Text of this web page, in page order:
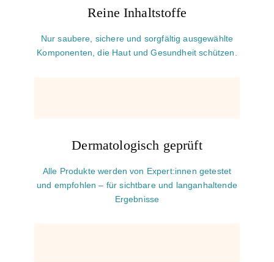
Reine Inhaltstoffe
Nur saubere, sichere und sorgfältig ausgewählte
Komponenten, die Haut und Gesundheit schützen.
Dermatologisch geprüft
Alle Produkte werden von Expert:innen getestet
und empfohlen – für sichtbare und langanhaltende
Ergebnisse